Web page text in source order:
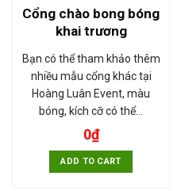
Cổng chào bong bóng
khai trương
Bạn có thể tham khảo thêm
nhiều mẫu cổng khác tại
Hoàng Luân Event, màu
bóng, kích cỡ có thể…
0₫
ADD TO CART